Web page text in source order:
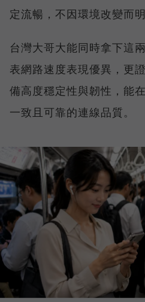
定流暢，不因環境改變而明
台灣大哥大能同時拿下這
表網路速度表現優異，更
備高度穩定性與韌性，能
一致且可靠的連線品質。